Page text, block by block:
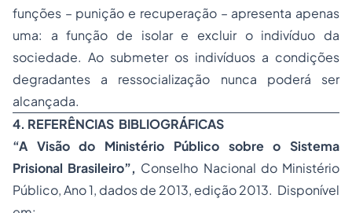
funções – punição e recuperação – apresenta apenas
uma: a função de isolar e excluir o indivíduo da
sociedade. Ao submeter os indivíduos a condições
degradantes a ressocialização nunca poderá ser
alcançada.
4. REFERÊNCIAS BIBLIOGRÁFICAS
“A Visão do Ministério Público sobre o Sistema
Prisional Brasileiro”, Conselho Nacional do Ministério
Público, Ano 1, dados de 2013, edição 2013. Disponível